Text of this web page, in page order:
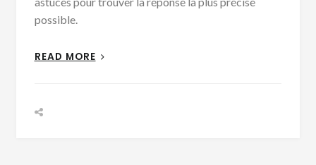
possible.
READ MORE